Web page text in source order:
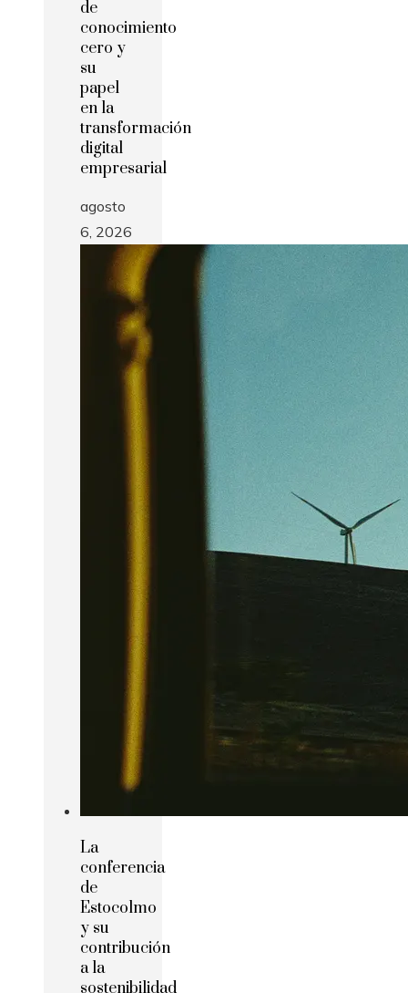
de
conocimiento
cero y
su
papel
en la
transformación
digital
empresarial
agosto
6, 2026
La
conferencia
de
Estocolmo
y su
contribución
a la
sostenibilidad